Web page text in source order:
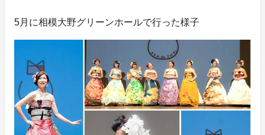
5月に相模大野グリーンホールで行った様子